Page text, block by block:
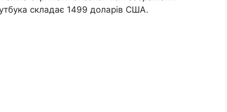
складає 1499 доларів США.